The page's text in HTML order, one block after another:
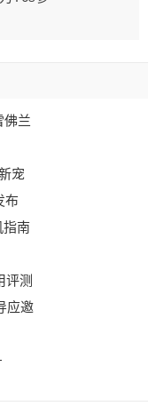
佛兰
宠
布
南
评测
应邀